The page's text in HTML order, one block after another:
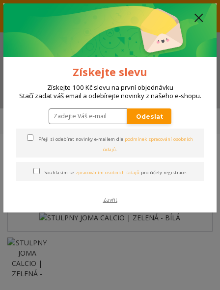
Vážení zákazníci, aktuálně nabízíme slevu až 33% na produkty
umístěné v kategorii VÝPRODEJ. Přejeme příjemný nákup! Váš tým E-
SHOPSPORT.CZ
Menu
+420 728 118 114 (Po-Ne, 9-20 hod.)
FOTBAL, FUTSAL Zápasové vybavení
STULPNY JOMA CALCIO | ZELENÁ - BÍLÁ
ZELENÁ - BÍLÁ
Získejte slevu
Získejte 100 Kč slevu na první objednávku
Stačí zadat váš email a odebírejte novinky z našeho e-shopu.
Odeslat
Přeji si odebírat novinky e-mailem dle podmínek zpracování osobních
údajů.
Souhlasím se zpracováním osobních údajů pro účely registrace.
Zavřít